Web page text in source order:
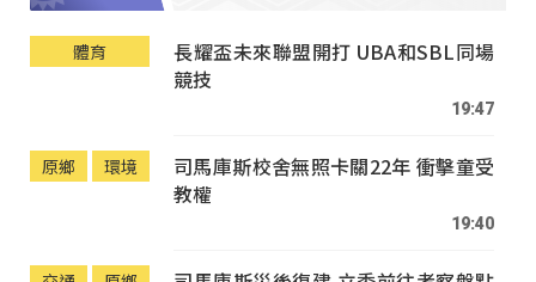
體育
長耀盃未來聯盟開打 UBA和SBL同場
競技
19:47
原鄉 環境
司馬庫斯校舍無照卡關22年 衝擊童受
教權
19:40